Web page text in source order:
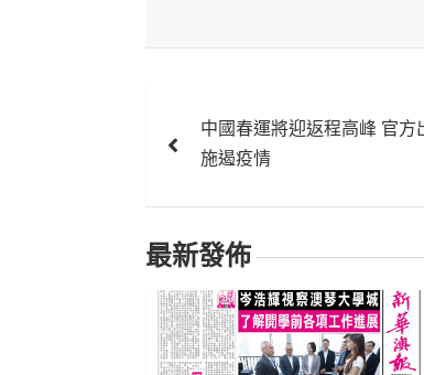
章
覽
中國春運將迎返程高峰 官方
施遏疫情
最新發佈